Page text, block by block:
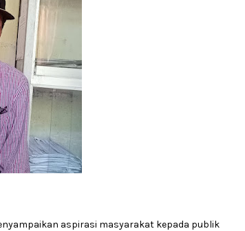
aspirasi masyarakat kepada publik